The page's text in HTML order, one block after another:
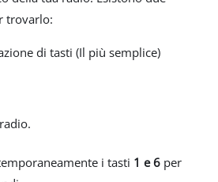
trovarlo:
di tasti (Il più semplice)
i tasti 1 e 6 per